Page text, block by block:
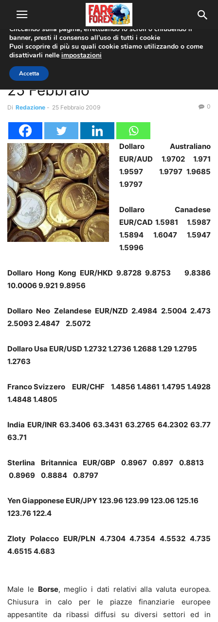
Home Coppie Valute EUR/USD
Coppie Valute EUR/USD Forex News
Report min&max intraday –
25 Febbraio
Di Redazione - 25 Febbraio 2009 0
Dollaro Australiano
EUR/AUD 1.9702 1.971
1.9597 1.9797 1.9685
1.9797
Dollaro Canadese
EUR/CAD 1.5981 1.5987
1.5894 1.6047 1.5947
1.5996
Dollaro Hong Kong EUR/HKD 9.8728 9.8753 9.8386
10.0006 9.921 9.8956
Dollaro Neo Zelandese EUR/NZD 2.4984 2.5004 2.473
2.5093 2.4847 2.5072
Dollaro Usa EUR/USD 1.2732 1.2736 1.2688 1.29 1.2795
1.2763
Franco Svizzero EUR/CHF 1.4856 1.4861 1.4795 1.4928
1.4848 1.4805
India EUR/INR 63.3406 63.3431 63.2765 64.2302 63.77
63.71
Sterlina Britannica EUR/GBP 0.8967 0.897 0.8813
0.8969 0.8884 0.8797
Yen Giapponese EUR/JPY 123.96 123.99 123.06 125.16
123.76 122.4
Zloty Polacco EUR/PLN 4.7304 4.7354 4.5532 4.735
4.6515 4.683
Male le Borse, meglio i dati relativi alla valuta europea.
Chiusura in calo per le piazze finanziarie europee
appesantite da ribassi diffusi su diversi settori ed in
Utilizziamo i cookie per offrirti la migliore esperienza sul nostro
sito web.
Cliccando sulla pagina, effettuando lo scroll o chiudendo il
banner, presti il consenso all’uso di tutti i cookie
Puoi scoprire di più su quali cookie stiamo utilizzando o come
disattivarli nelle impostazioni
Accetta